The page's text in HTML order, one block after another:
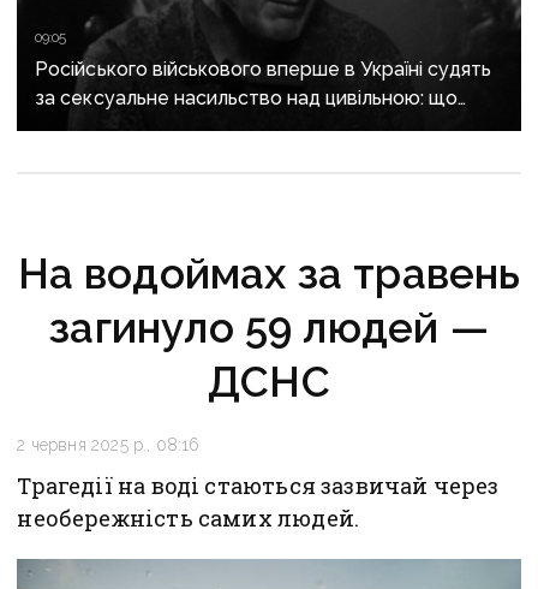
09:05
Російського військового вперше в Україні судять
за сексуальне насильство над цивільною: що
відомо про справу
На водоймах за травень
загинуло 59 людей —
ДСНС
2 червня 2025 р., 08:16
Трагедії на воді стаються зазвичай через
необережність самих людей.